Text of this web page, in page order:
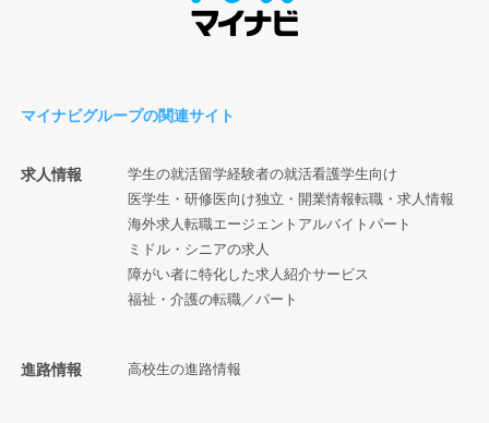
マイナビグループの関連サイト
求人情報 学生の就活留学経験者の就活看護学生向け
医学生・研修医向け独立・開業情報転職・求人情報
海外求人 転職エージェント アルバイト パート
ミドル・シニアの求人
障がい者に特化した求人紹介サービス
福祉・介護の転職／パート
進路情報 高校生の進路情報